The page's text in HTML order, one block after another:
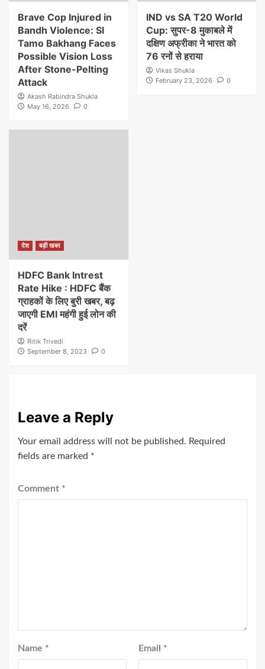
Brave Cop Injured in
Bandh Violence: SI
Tamo Bakhang Faces
Possible Vision Loss
After Stone-Pelting
Attack
Akash Rabindra Shukla
May 16, 2026
0
IND vs SA T20 World
Cup: सुपर-8 मुकाबले में
दक्षिण अफ्रीका ने भारत को
76 रनों से हराया
Vikas Shukla
February 23, 2026
0
देश बड़ी खबर
HDFC Bank Intrest
Rate Hike : HDFC बैंक
ग्राहकों के लिए बुरी खबर, बढ़
जाएगी EMI महंगी हुई लोन की
दरें
Ritik Trivedi
September 8, 2023
0
Leave a Reply
Your email address will not be published. Required
fields are marked *
Comment *
Name * Email *